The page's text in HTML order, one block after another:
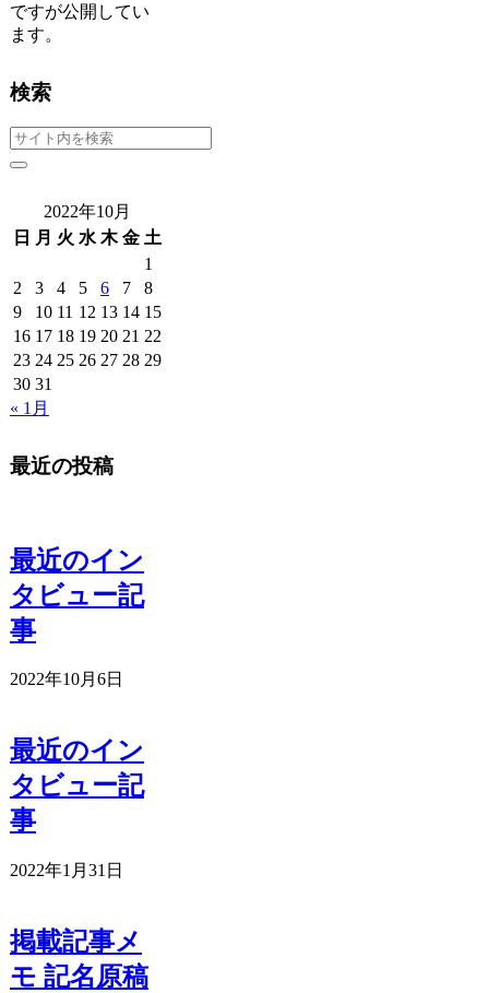
ですが公開してい
ます。
検索
2022年10月
日
月 火 水 木 金 土
1
2
3 4 5 6 7
8
9
10 11 12 13 14 15
16 17 18 19 20 21 22
23 24 25 26 27 28 29
30 31
« 1月
最近の投稿
最近のイン
タビュー記
事
2022年10月6日
最近のイン
タビュー記
事
2022年1月31日
掲載記事メ
モ 記名原稿